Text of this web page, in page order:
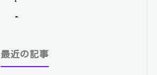
最近の記事